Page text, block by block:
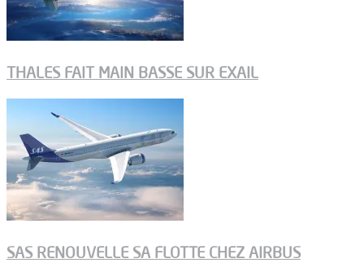
THALES FAIT MAIN BASSE SUR EXAIL
SAS RENOUVELLE SA FLOTTE CHEZ AIRBUS